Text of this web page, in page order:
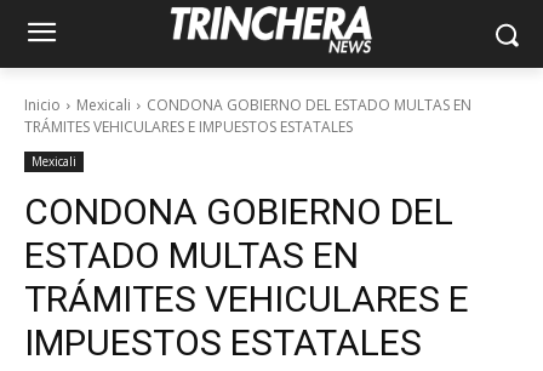
Inicio Mexicali
CONDONA GOBIERNO DEL ESTADO MULTAS EN
TRÁMITES VEHICULARES E IMPUESTOS ESTATALES
Mexicali
CONDONA GOBIERNO DEL
ESTADO MULTAS EN
TRÁMITES VEHICULARES E
IMPUESTOS ESTATALES